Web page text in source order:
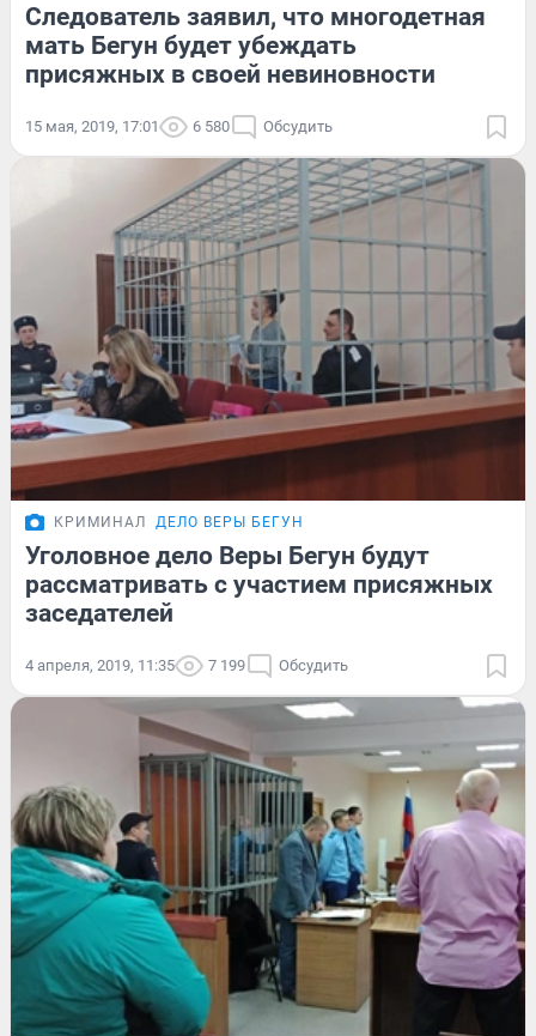
Следователь заявил, что многодетная
мать Бегун будет убеждать
присяжных в своей невиновности
15 мая, 2019, 17:01 6 580 Обсудить
КРИМИНАЛ ДЕЛО ВЕРЫ БЕГУН
Уголовное дело Веры Бегун будут
рассматривать с участием присяжных
заседателей
4 апреля, 2019, 11:35 7 199 Обсудить